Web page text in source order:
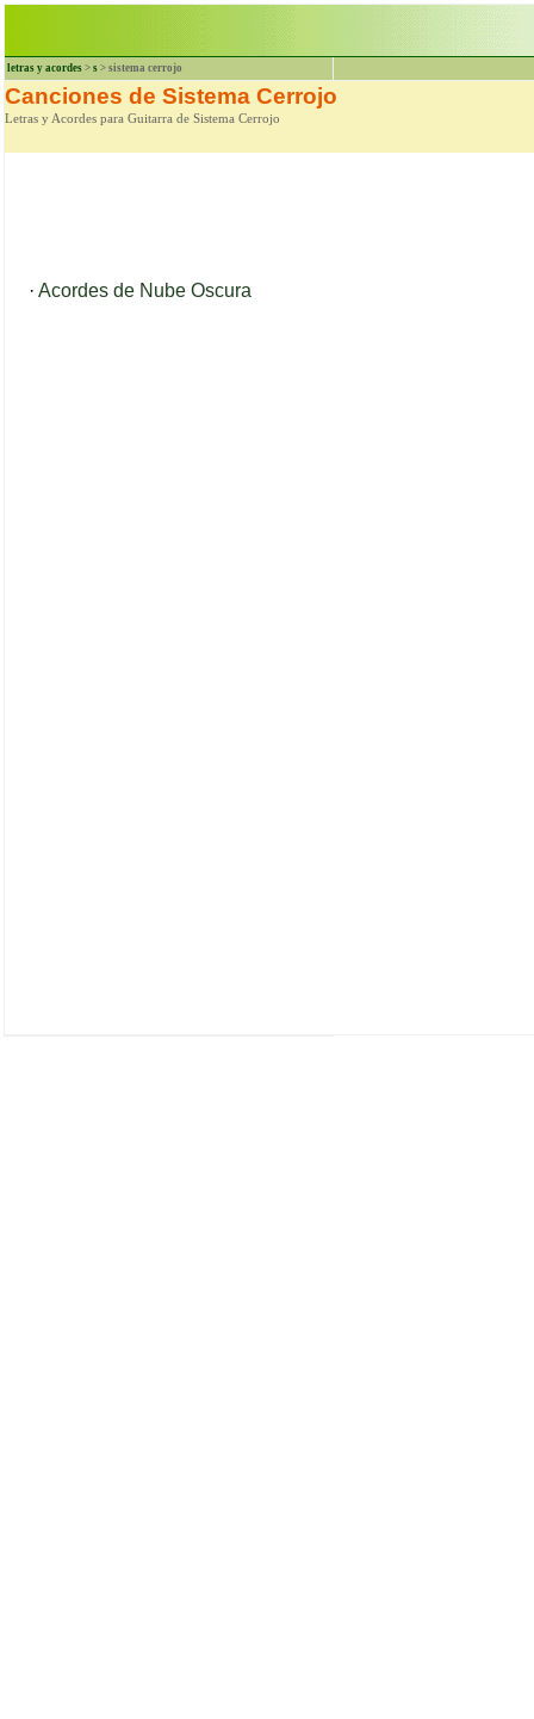
letras y acordes > s > sistema cerrojo
Canciones de Sistema Cerrojo
Letras y Acordes para Guitarra de Sistema Cerrojo
· Acordes de Nube Oscura